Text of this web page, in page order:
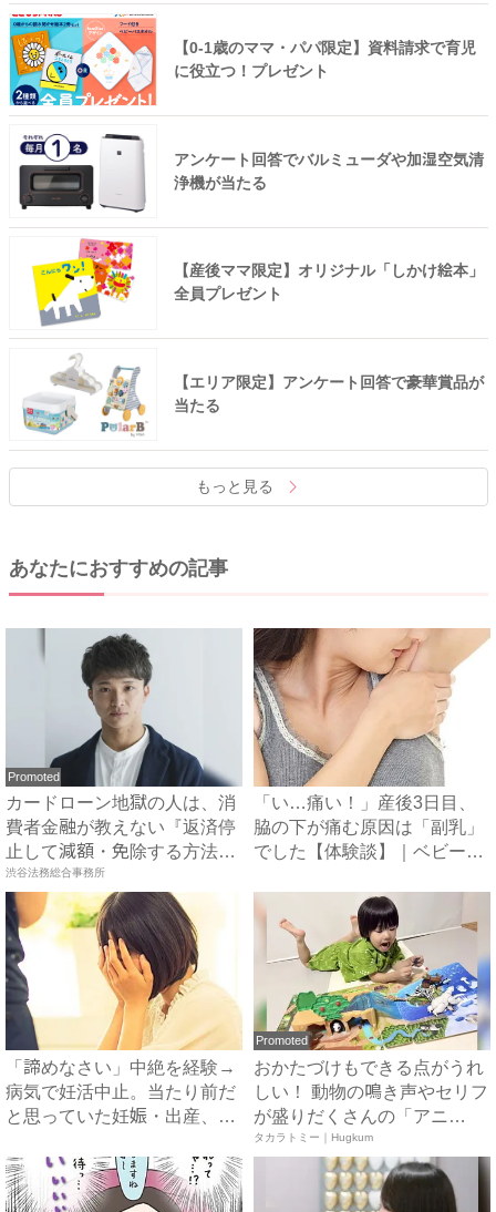
【0-1歳のママ・パパ限定】資料請求で育児
に役立つ！プレゼント
アンケート回答でバルミューダや加湿空気清
浄機が当たる
【産後ママ限定】オリジナル「しかけ絵本」
全員プレゼント
【エリア限定】アンケート回答で豪華賞品が
当たる
もっと見る
あなたにおすすめの記事
Promoted
カードローン地獄の人は、消
費者金融が教えない『返済停
止して減額・免除する方法』
で...
渋谷法務総合事務所
「い…痛い！」産後3日目、
脇の下が痛む原因は「副乳」
でした【体験談】｜ベビーカ
「諦めなさい」中絶を経験→
病気で妊活中止。当たり前だ
と思っていた妊娠・出産、現
Promoted
おかたづけもできる点がうれ
しい！ 動物の鳴き声やセリフ
が盛りだくさんの「アニ
ア ...
タカラトミー｜Hugkum